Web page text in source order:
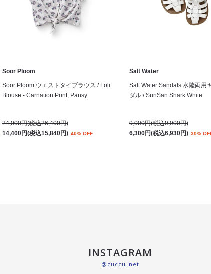
Soor Ploom
Soor Ploom ウエストタイブラウス / Loli
Blouse - Carnation Print, Pansy
24,000円(税込26,400円)
14,400円(税込15,840円) 40% OFF
Salt Water
Salt Water Sandals 水陸両用
ダル / SunSan Shark White
9,000円(税込9,900円)
6,300円(税込6,930円) 30%
INSTAGRAM
@cuccu_net